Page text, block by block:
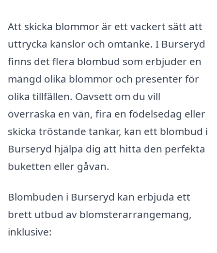
Att skicka blommor är ett vackert sätt att
uttrycka känslor och omtanke. I Burseryd
finns det flera blombud som erbjuder en
mängd olika blommor och presenter för
olika tillfällen. Oavsett om du vill
överraska en vän, fira en födelsedag eller
skicka tröstande tankar, kan ett blombud i
Burseryd hjälpa dig att hitta den perfekta
buketten eller gåvan.
Blombuden i Burseryd kan erbjuda ett
brett utbud av blomsterarrangemang,
inklusive: